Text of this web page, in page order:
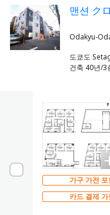
맨션 ク
도쿄도
건축 40년/3
가구 가전 포
카드 결제 가